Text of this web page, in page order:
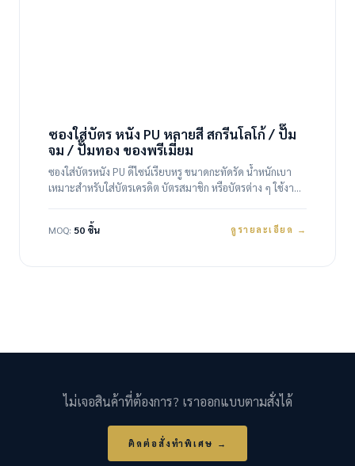
ซองใส่บัตร หนัง PU หลายสี สกรีนโลโก้ / ปั๊ม
จม / ปั๊มทอง ของพรีเมี่ยม
ซองใส่บัตรหนัง PU ดีไซน์เรียบหรู ขนาดกะทัดรัด น้ำหนักเบา
เหมาะสำหรับใส่บัตรเครดิต บัตรสมาชิก หรือบัตรต่าง ๆ ใช้งาน
เป็นของพรีเมี่ยมองค์กร ของแจกงานอีเวนต์ ของขวัญลูกค้า หรือ
สินค้าส่งเสริมการขาย สามารถสั่งทำโลโก้ได้หลายรูปแบบ
MOQ: 50 ชิ้น ดูรายละเอียด →
ไม่เจอสินค้าที่ต้องการ? เราออกแบบตามสั่งได้
ติดต่อสั่งทำพิเศษ →